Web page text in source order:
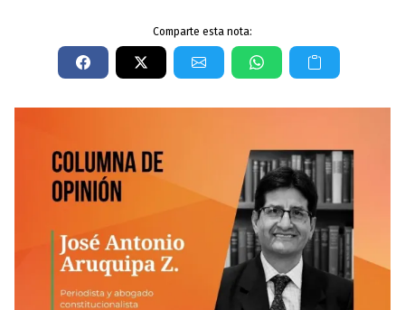
Comparte esta nota: